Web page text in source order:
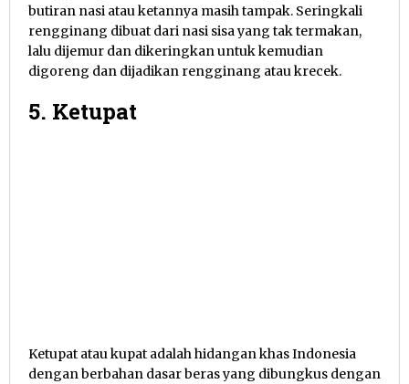
butiran nasi atau ketannya masih tampak. Seringkali
rengginang dibuat dari nasi sisa yang tak termakan,
lalu dijemur dan dikeringkan untuk kemudian
digoreng dan dijadikan rengginang atau krecek.
5. Ketupat
Ketupat atau kupat adalah hidangan khas Indonesia
dengan berbahan dasar beras yang dibungkus dengan